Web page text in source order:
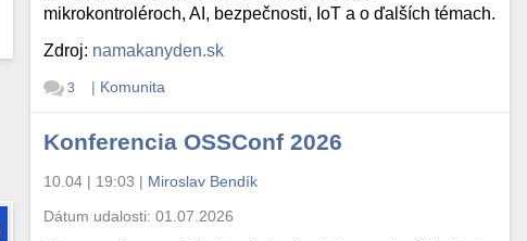
mikrokontroléroch, AI, bezpečnosti, IoT a o ďalších témach.
Zdroj: namakanyden.sk
3 | Komunita
Konferencia OSSConf 2026
10.04 | 19:03 | Miroslav Bendík
Dátum udalosti:01.07.2026